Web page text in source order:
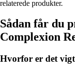
relaterede produkter.
Sådan får du
Complexion
Hvorfor er det